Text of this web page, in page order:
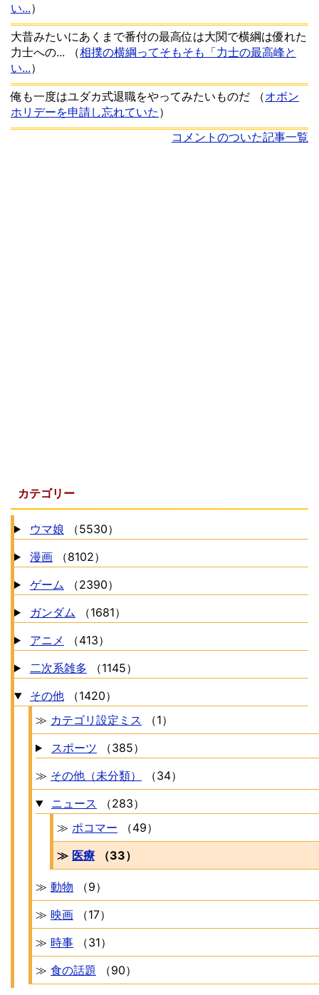
い...）
大昔みたいにあくまで番付の最高位は大関で横綱は優れた
力士への...
（相撲の横綱ってそもそも「力士の最高峰と
い...）
俺も一度はユダカ式退職をやってみたいものだ
（オボン
ホリデーを申請し忘れていた ）
コメントのついた記事一覧
カテゴリー
ウマ娘
（5530）
漫画
（8102）
ゲーム
（2390）
ガンダム
（1681）
アニメ
（413）
二次系雑多
（1145）
その他
（1420）
≫ カテゴリ設定ミス
（1）
スポーツ
（385）
≫ その他（未分類）
（34）
ニュース
（283）
≫ ポコマー
（49）
≫ 医療 （33）
≫ 動物
（9）
≫ 映画
（17）
≫ 時事
（31）
≫ 食の話題 （90）